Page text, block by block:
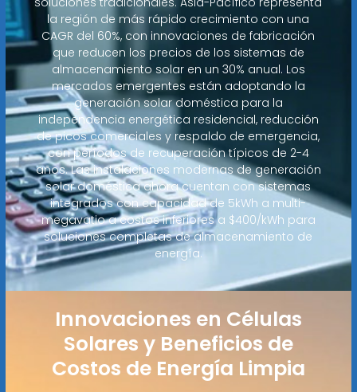
la región de más rápido crecimiento con una
CAGR del 60%, con innovaciones de fabricación
que reducen los precios de los sistemas de
almacenamiento solar en un 30% anual. Los
mercados emergentes están adoptando la
generación solar doméstica para la
independencia energética residencial, reducción
de picos comerciales y respaldo de emergencia,
con períodos de recuperación típicos de 2-4
años. Las instalaciones modernas de generación
solar doméstica ahora cuentan con sistemas
integrados con capacidad de 5kWh a multi-
megavatio a costos inferiores a $400/kWh para
soluciones completas de almacenamiento de
energía.
Innovaciones en Células
Solares y Beneficios de
Costos de Energía Limpia